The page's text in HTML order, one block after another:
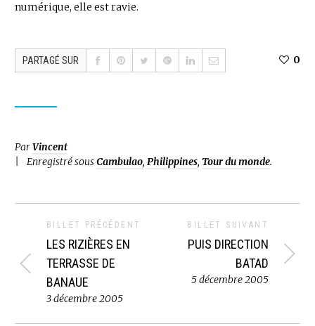
numérique, elle est ravie.
PARTAGÉ SUR 0
ParVincent
Enregistré sousCambulao, Philippines, Tour du monde.
BILLET PRÉCÉDENT
LES RIZIÈRES EN
TERRASSE DE
BANAUE
3 décembre 2005
BILLET SUIVANT
PUIS DIRECTION
BATAD
5 décembre 2005